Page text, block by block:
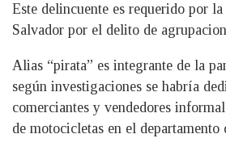
Este delincuente es requerido por
Salvador por el delito de
Alias “pirata” es integrante de la
según investigaciones se habría
comerciantes y vendedores
de motocicletas en el departamento